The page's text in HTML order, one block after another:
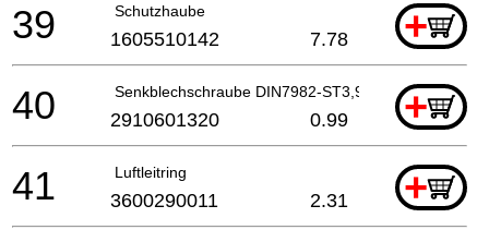
Schutzhaube +
39 1605510142 7.78
Senkblechschraube DIN7982-ST3,9x19-C-H
+
40 2910601320 0.99
Luftleitring +
41 3600290011 2.31